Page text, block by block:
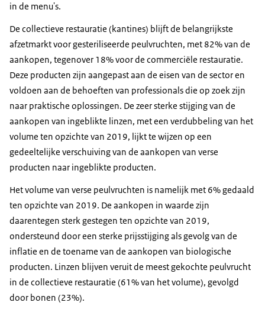
in de menu's.
De collectieve restauratie (kantines) blijft de belangrijkste
afzetmarkt voor gesteriliseerde peulvruchten, met 82% van de
aankopen, tegenover 18% voor de commerciële restauratie.
Deze producten zijn aangepast aan de eisen van de sector en
voldoen aan de behoeften van professionals die op zoek zijn
naar praktische oplossingen. De zeer sterke stijging van de
aankopen van ingeblikte linzen, met een verdubbeling van het
volume ten opzichte van 2019, lijkt te wijzen op een
gedeeltelijke verschuiving van de aankopen van verse
producten naar ingeblikte producten.
Het volume van verse peulvruchten is namelijk met 6% gedaald
ten opzichte van 2019. De aankopen in waarde zijn
daarentegen sterk gestegen ten opzichte van 2019,
ondersteund door een sterke prijsstijging als gevolg van de
inflatie en de toename van de aankopen van biologische
producten. Linzen blijven veruit de meest gekochte peulvrucht
in de collectieve restauratie (61% van het volume), gevolgd
door bonen (23%).